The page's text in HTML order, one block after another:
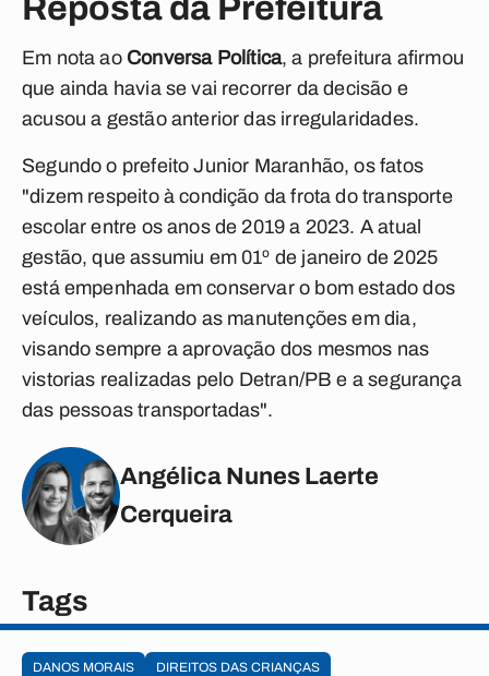
Reposta da Prefeitura
Em nota ao Conversa Política, a prefeitura afirmou
que ainda havia se vai recorrer da decisão e
acusou a gestão anterior das irregularidades.
Segundo o prefeito Junior Maranhão, os fatos
"dizem respeito à condição da frota do transporte
escolar entre os anos de 2019 a 2023. A atual
gestão, que assumiu em 01º de janeiro de 2025
está empenhada em conservar o bom estado dos
veículos, realizando as manutenções em dia,
visando sempre a aprovação dos mesmos nas
vistorias realizadas pelo Detran/PB e a segurança
das pessoas transportadas".
Angélica Nunes Laerte
Cerqueira
Tags
DANOS MORAIS
DIREITOS DAS CRIANÇAS